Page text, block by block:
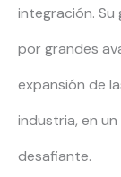
integración.
por grandes
expansión de
industria, en
desafiante.